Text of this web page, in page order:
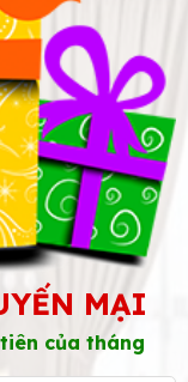
MẠI
của tháng